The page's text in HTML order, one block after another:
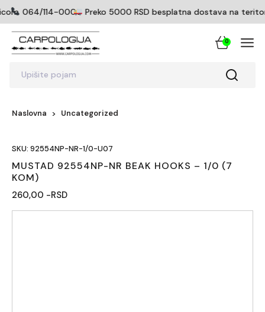
064/114-0005Preko 5000 RSD besplatna dostava na
Upišite pojam
0
Naslovna Uncategorized
SKU: 92554NP-NR-1/0-U07
MUSTAD 92554NP-NR BEAK HOOKS – 1/0 (7
KOM)
260,00 -RSD